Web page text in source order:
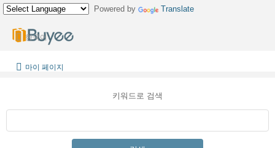
Powered by Translate
한국어
마이 페이지
키워드로 검색